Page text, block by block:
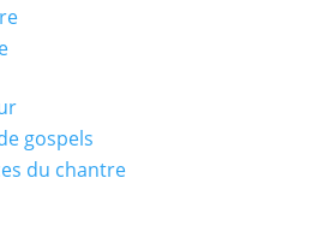
gospels
du chantre